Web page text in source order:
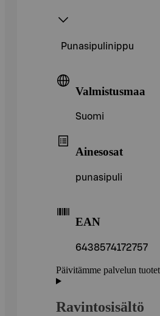
Punasipulinippu
Valmistusmaa
Suomi
Ainesosat
punasipuli
EAN
6438574172757
Päivitämme palvelun
Ravintosisältö